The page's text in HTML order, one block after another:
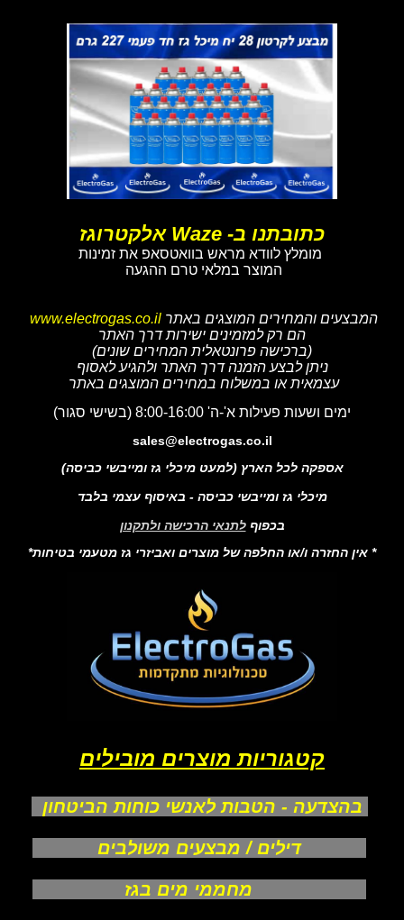
כתובתנו ב- Waze אלקטרוגז
מומלץ לוודא מראש בוואטסאפ את זמינות
המוצר במלאי טרם ההגעה
המבצעים והמחירים המוצגים באתר www.electrogas.co.il
הם רק למזמינים ישירות דרך האתר
(ברכישה פרונטאלית המחירים שונים)
ניתן לבצע הזמנה דרך האתר ולהגיע לאסוף
עצמאית או במשלוח במחירים המוצגים באתר
ימים ושעות פעילות א'-ה' 8:00-16:00 (בשישי סגור)
sales@electrogas.co.il
אספקה לכל הארץ (למעט מיכלי גז ומייבשי כביסה)
מיכלי גז ומייבשי כביסה - באיסוף עצמי בלבד
בכפוף לתנאי הרכישה ולתקנון
* אין החזרה ו/או החלפה של מוצרים ואביזרי גז מטעמי בטיחות*
קטגוריות מוצרים מובילים
בהצדעה - הטבות לאנשי כוחות הביטחון
דילים / מבצעים משולבים
מחממי מים בגז